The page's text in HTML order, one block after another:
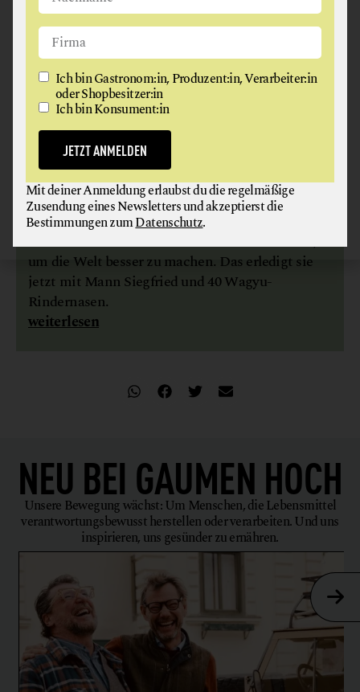
FINKUNDGUT
Martina musste nicht Bundeskanzlerin werden,
um die Welt besser zu machen. Das erledigt sie
jetzt mit Mann Siegfried und 40 Wagyu-
Rindernasen.
weiterlesen
NEU BEI GAUMEN HOCH
Unsere Bewegung wächst: Um Menschen, die Lebensmittel
verantwortungsbewusst herstellen oder verarbeiten. Und uns
inspirieren, uns gesünder zu ernähren.
Ich bin Gastronom:in, Produzent:in, Verarbeiter:in
oder Shopbesitzer:in
Ich bin Konsument:in
JETZT ANMELDEN
Mit deiner Anmeldung erlaubst du die regelmäßige
Zusendung eines Newsletters und akzeptierst die
Bestimmungen zumDatenschutz.